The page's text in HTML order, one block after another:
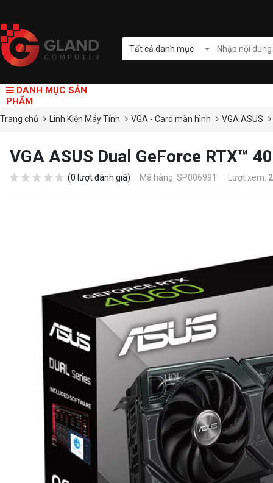
Tất cả danh mục
DANH MỤC SẢN
PHẨM
Trang chủ Linh Kiện Máy Tính VGA - Card màn hình VGA ASUS
VGA ASUS Dual GeForce RTX™
(0 lượt đánh giá) Mã hàng: SP006991 Lượt xem: